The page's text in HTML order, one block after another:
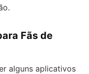
Fãs de
alguns aplicativos